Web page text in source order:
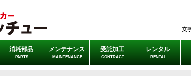
消耗部品
PARTS
メンテナンス
MAINTENANCE
受託加工
CONTRACT
レンタル
RENTAL